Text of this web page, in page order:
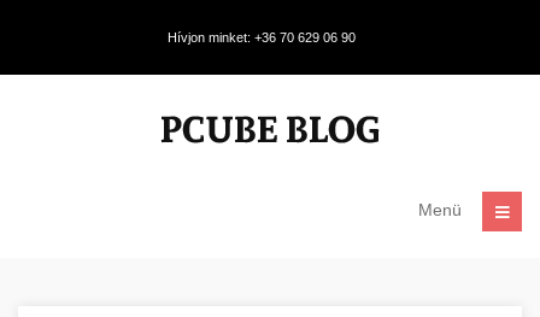
Hívjon minket: +36 70 629 06 90
Menü